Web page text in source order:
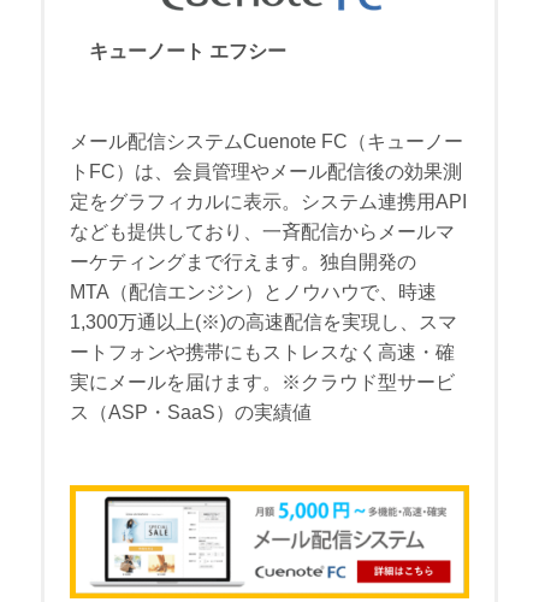
キューノート エフシー
メール配信システムCuenote FC（キューノー
トFC）は、会員管理やメール配信後の効果測
定をグラフィカルに表示。システム連携用API
なども提供しており、一斉配信からメールマ
ーケティングまで行えます。独自開発の
MTA（配信エンジン）とノウハウで、時速
1,300万通以上(※)の高速配信を実現し、スマ
ートフォンや携帯にもストレスなく高速・確
実にメールを届けます。※クラウド型サービ
ス（ASP・SaaS）の実績値